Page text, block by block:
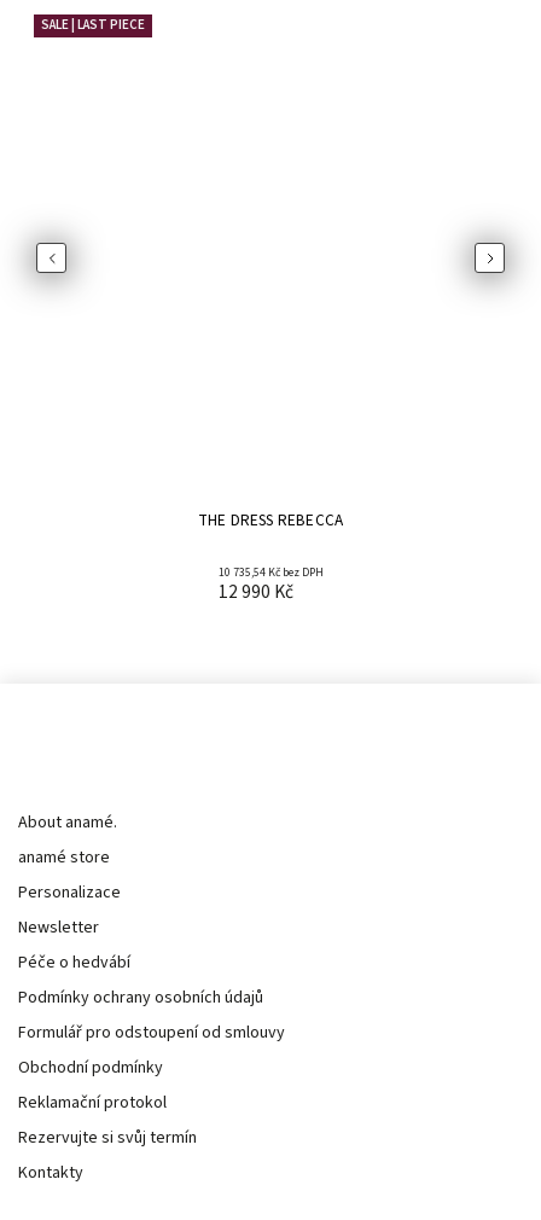
Previous
SALE | LAST PIECE
THE DRESS REBECCA
10 735,54 Kč bez DPH
12 990 Kč
Next
About anamé.
anamé store
Personalizace
Newsletter
Péče o hedvábí
Podmínky ochrany osobních údajů
Formulář pro odstoupení od smlouvy
Obchodní podmínky
Reklamační protokol
Rezervujte si svůj termín
Kontakty